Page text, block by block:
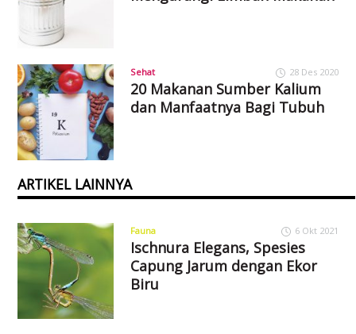
Sehat 28 Des 2020
20 Makanan Sumber Kalium
dan Manfaatnya Bagi Tubuh
ARTIKEL LAINNYA
Fauna 6 Okt 2021
Ischnura Elegans, Spesies
Capung Jarum dengan Ekor
Biru